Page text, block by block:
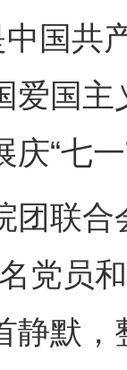
国共
爱国
“七
联合
党员
静默